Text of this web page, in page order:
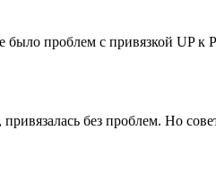
проблем с привязкой UP к
без проблем. Но